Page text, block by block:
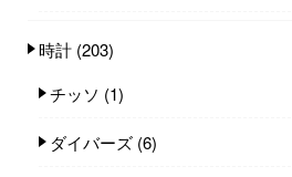
時計 (203)
チッソ (1)
ダイバーズ (6)